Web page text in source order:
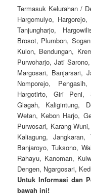
Termasuk Kelurahan /
Hargomulyo,
Tanjungharjo,
Brosot, Plumbon,
Kulon, Bendungan,
Purwoharjo, Jati
Margosari, Banjarsari,
Nomporejo,
Hargotirto, Giri Peni,
Glagah, Kaligintung,
Wetan, Kebon Harjo,
Purwosari, Karang
Kaliagung,
Banjaroyo, Tuksono,
Rahayu, Kanoman,
Dengen, Ngargosari,
Untuk Informasi dan
bawah ini!